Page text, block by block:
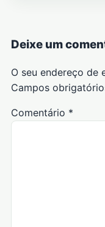
Deixe um
O seu endereço de
Campos
Comentário *